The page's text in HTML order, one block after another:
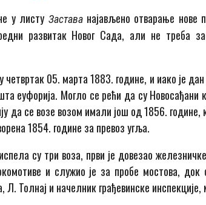
у листу Заставанајављено отварање нове
развитак Новог Сада, али не треба
четвртак 05. марта 1883. године, и иако је
еуфорија. Могло се рећи да су Новосађани
да се возе возом имали још од 1856. године,
1854. године за превоз угља.
су три воза, први је довезао
и служио је за пробе мостова,
Л. Толнај и начелник грађевинске